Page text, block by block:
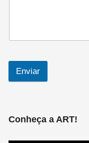
Enviar
Conheça a ART!